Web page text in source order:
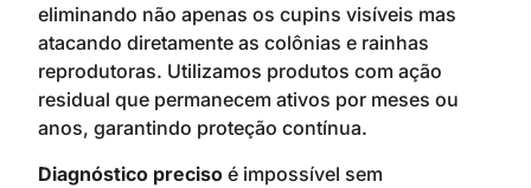
eliminando não apenas os cupins visíveis mas
atacando diretamente as colônias e rainhas
reprodutoras. Utilizamos produtos com ação
residual que permanecem ativos por meses ou
anos, garantindo proteção contínua.
Diagnóstico preciso é impossível sem